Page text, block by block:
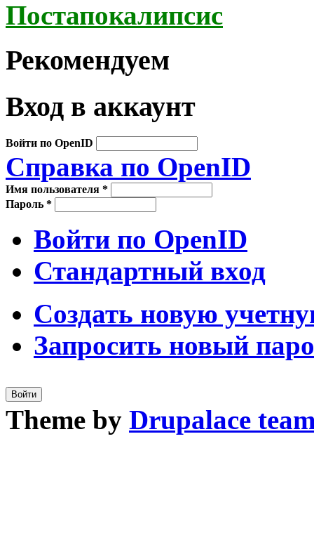
Постапокалипсис
Рекомендуем
Вход в аккаунт
Войти по OpenID
Справка по OpenID
Имя пользователя *
Пароль *
Войти по OpenID
Стандартный вход
Создать новую
Запросить новый
Theme by Drupalace